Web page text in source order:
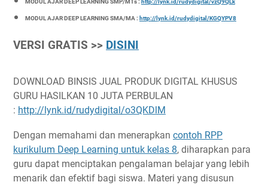
MODUL AJAR DEEP LEARNING SMP/MTs : http://lynk.id/rudydigital/vzQ9QLk
MODUL AJAR DEEP LEARNING SMA/MA : http://lynk.id/rudydigital/KGQYPV8
VERSI GRATIS >> DISINI
DOWNLOAD BINSIS JUAL PRODUK DIGITAL KHUSUS
GURU HASILKAN 10 JUTA PERBULAN
: http://lynk.id/rudydigital/o3QKDlM
Dengan memahami dan menerapkan contoh RPP
kurikulum Deep Learning untuk kelas 8, diharapkan para
guru dapat menciptakan pengalaman belajar yang lebih
menarik dan efektif bagi siswa. Materi yang disusun